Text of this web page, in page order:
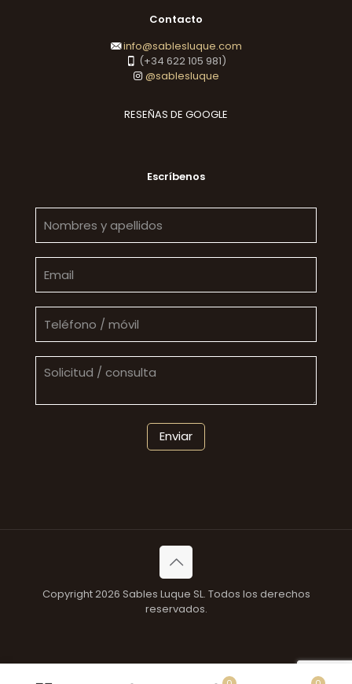
Contacto
info@sablesluque.com
(+34 622 105 981)
@sablesluque
RESEÑAS DE GOOGLE
Escríbenos
Copyright 2026 Sables Luque SL. Todos los derechos
reservados.